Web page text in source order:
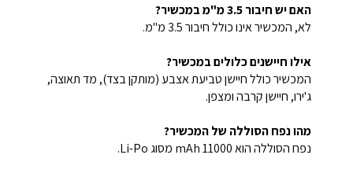
האם יש חיבור 3.5 מ"מ במכשיר?
לא, המכשיר אינו כולל חיבור 3.5 מ"מ.
אילו חיישנים כלולים במכשיר?
המכשיר כולל חיישן טביעת אצבע (מותקן בצד), מד תאוצה,
ג'ירו, חיישן קרבה ומצפן.
מהו נפח הסוללה של המכשיר?
נפח הסוללה הוא 11000 mAh מסוג Li-Po.